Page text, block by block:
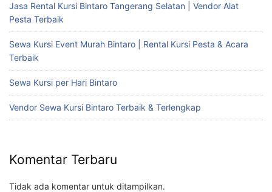
Jasa Rental Kursi Bintaro Tangerang Selatan | Vendor Alat
Pesta Terbaik
Sewa Kursi Event Murah Bintaro | Rental Kursi Pesta & Acara
Terbaik
Sewa Kursi per Hari Bintaro
Vendor Sewa Kursi Bintaro Terbaik & Terlengkap
Komentar Terbaru
Tidak ada komentar untuk ditampilkan.